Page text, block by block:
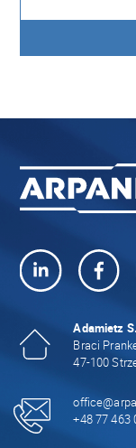
Adamietz
Braci
47-100
+48 77 463